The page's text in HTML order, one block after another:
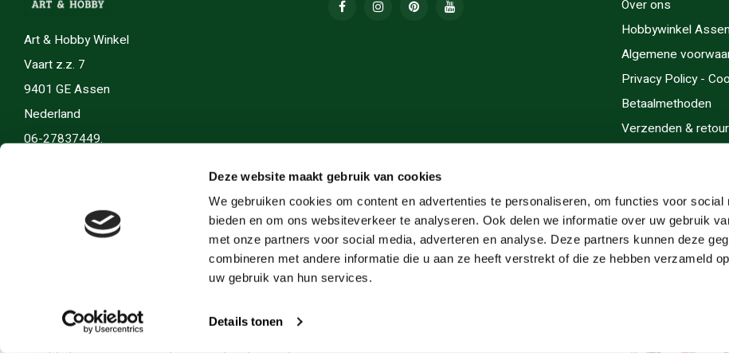
Deze website maakt gebruik van cookies
We gebruiken cookies om content en advertenties te personaliseren, om functies voor social
bieden en om ons websiteverkeer te analyseren. Ook delen we informatie over uw gebruik
met onze partners voor social media, adverteren en analyse. Deze partners kunnen deze
combineren met andere informatie die u aan ze heeft verstrekt of die ze hebben verzameld
uw gebruik van hun services.
Details tonen
Art & Hobby Winkel
Vaart z.z. 7
9401 GE Assen
Nederland
06-27837449.
Over ons
Hobbywinkel
Algemene
Privacy Policy -
Betaalmethoden
Verzenden &
Cadeaubonnen
Inlijsten
Servicegebieden
© Copyright 2026 Art en Hobby - Theme by Shopmonkey